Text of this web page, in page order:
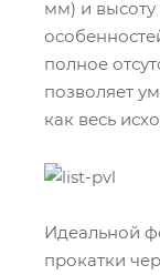
мм) и высоту
полное
позволяет
как весь
Идеальной
прокатки